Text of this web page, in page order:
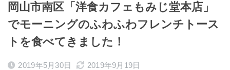
岡山市南区「洋食カフェもみじ堂本店」
でモーニングのふわふわフレンチトース
トを食べてきました！
2019年5月30日 2019年9月19日